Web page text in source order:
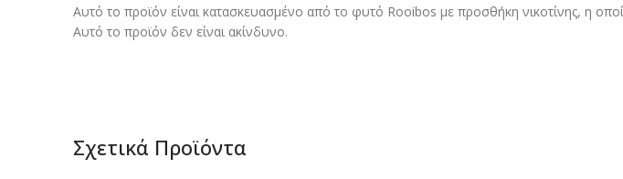
Αυτό το προϊόν είναι κατασκευασμένο από το φυτό Rooibos με προσθήκη νικοτίνης, η
Αυτό το προϊόν δεν είναι ακίνδυνο.​
Σχετικά Προϊόντα